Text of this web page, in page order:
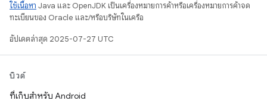
ใช้เนื้อหา Java และ OpenJDK เป็นเครื่องหมายการค้าหรือเครื่องหมายการค้าจด
ทะเบียนของ Oracle และ/หรือบริษัทในเครือ
อัปเดตล่าสุด 2025-07-27 UTC
บิวด์
ที่เก็บสำหรับ Android